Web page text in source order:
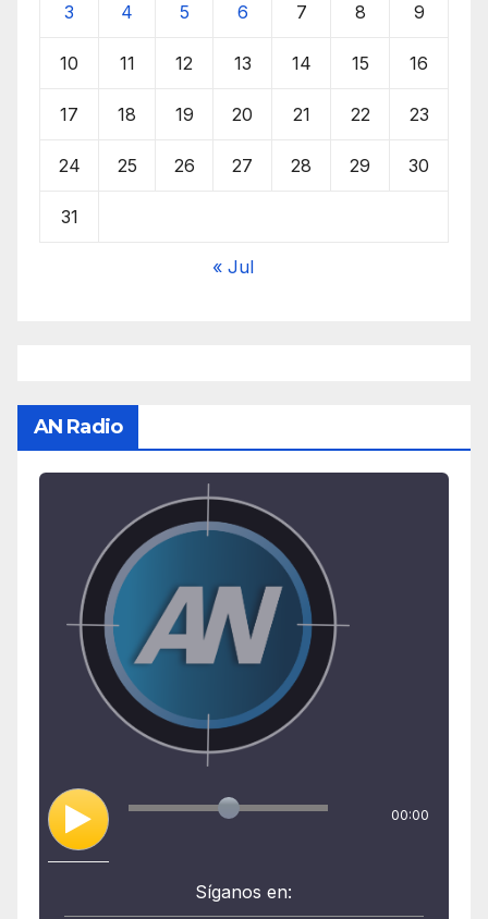
3 4 5 6 7 8 9
10 11 12 13 14 15 16
17 18 19 20 21 22 23
24 25 26 27 28 29 30
31
« Jul
AN Radio
00:00
Síganos en: